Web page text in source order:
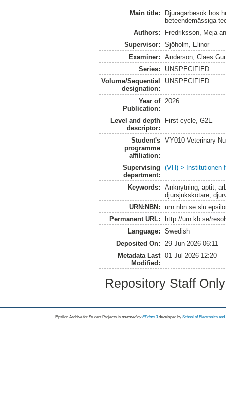
Main title:
Djurägarbesök hos
beteendemässiga
Authors:
Fredriksson, Meja
Supervisor:
Sjöholm, Elinor
Examiner:
Anderson, Claes
Series:
UNSPECIFIED
Volume/Sequential
designation:
UNSPECIFIED
Year of
Publication:
2026
Level and depth
descriptor:
First cycle, G2E
Student's
programme
affiliation:
VY010 Veterinary
Supervising
department:
(VH) > Institutionen
Keywords:
Anknytning, aptit,
djursjukskötare,
URN:NBN:
Permanent URL:
http://urn.kb.se/
Language:
Swedish
Deposited On:
29 Jun 2026 06:11
Metadata Last
Modified:
01 Jul 2026 12:20
Repository Staff
Epsilon Archive for Student Projects is powored byEPrints 3 developed by School of Electronics